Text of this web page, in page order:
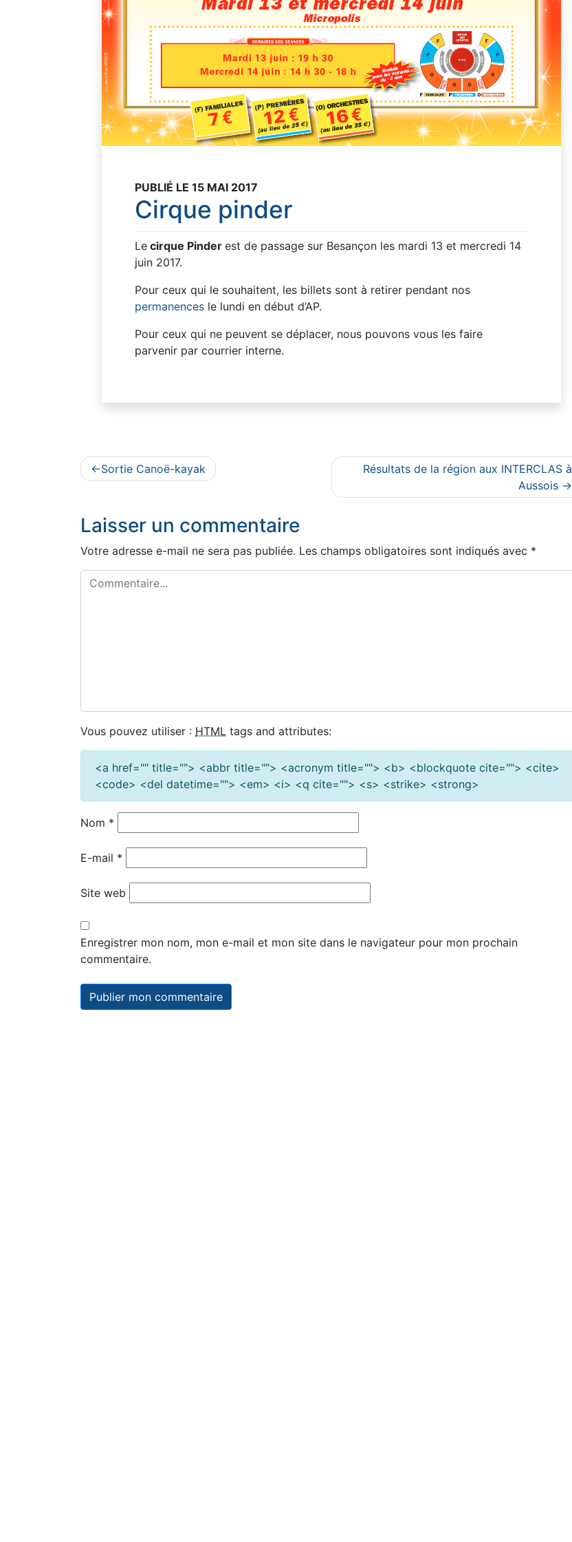
PUBLIÉ LE 15 MAI 2017
Cirque pinder
Le cirque Pinder est de passage sur Besançon les mardi 13 et mercredi 14
juin 2017.
Pour ceux qui le souhaitent, les billets sont à retirer pendant nos
permanences le lundi en début d’AP.
Pour ceux qui ne peuvent se déplacer, nous pouvons vous les faire
parvenir par courrier interne.
Navigation
l’article
Sortie Canoë-kayak
Résultats de la région aux INTERCLAS à
Aussois
Laisser un commentaire
Votre adresse e-mail ne sera pas publiée. Les champs obligatoires sont indiqués avec *
Vous pouvez utiliser : HTML tags and attributes:
<a href="" title=""> <abbr title=""> <acronym title=""> <b> <blockquote cite=""> <cite>
<code> <del datetime=""> <em> <i> <q cite=""> <s> <strike> <strong>
Nom *
E-mail *
Site web
Enregistrer mon nom, mon e-mail et mon site dans le navigateur pour mon prochain
commentaire.